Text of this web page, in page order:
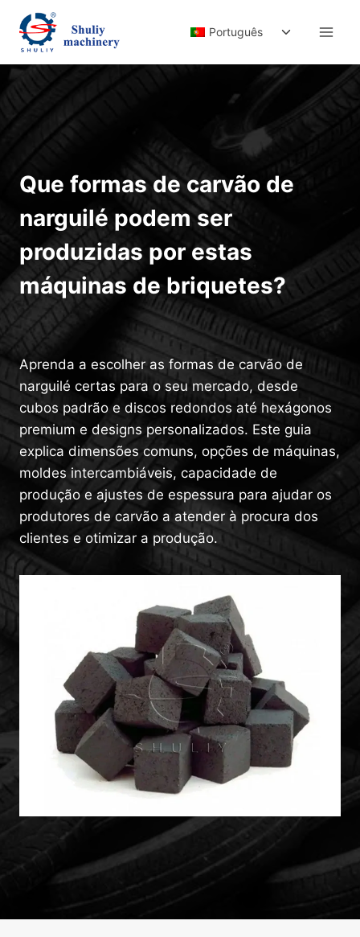
content
Português
Toggle
menu
Que formas de carvão de
narguilé podem ser
produzidas por estas
máquinas de briquetes?
Aprenda a escolher as formas de carvão de
narguilé certas para o seu mercado, desde
cubos padrão e discos redondos até hexágonos
premium e designs personalizados. Este guia
explica dimensões comuns, opções de máquinas,
moldes intercambiáveis, capacidade de
produção e ajustes de espessura para ajudar os
produtores de carvão a atender à procura dos
clientes e otimizar a produção.